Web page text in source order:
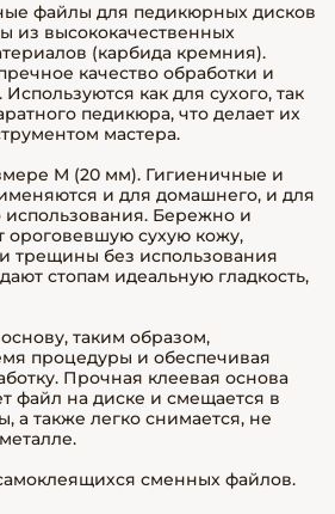
файлы для педикюрных дисков
из высококачественных
(карбида кремния).
качество обработки и
как для сухого, так
педикюра, что делает их
мастера.
M (20 мм). Гигиеничные и
и для домашнего, и для
использования. Бережно и
ороговевшую сухую кожу,
трещины без использования
стопам идеальную гладкость,
таким образом,
процедуры и обеспечивая
Прочная клеевая основа
файл на диске и смещается в
а также легко снимается, не
сменных файлов.